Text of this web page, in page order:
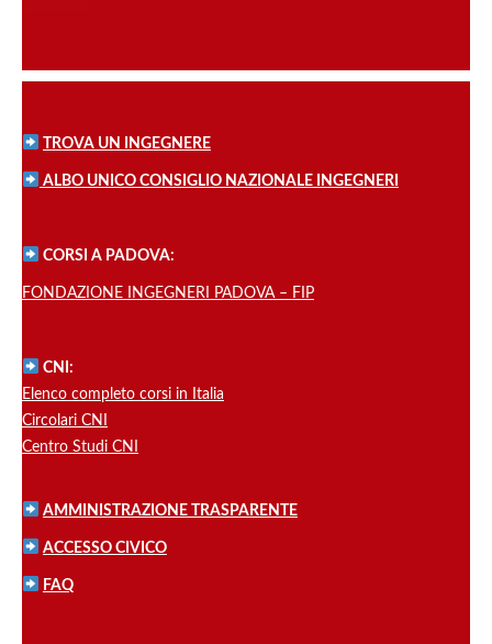
TROVA UN INGEGNERE
ALBO UNICO CONSIGLIO NAZIONALE INGEGNERI
CORSI A PADOVA:
FONDAZIONE INGEGNERI PADOVA – FIP
CNI:
Elenco completo corsi in Italia
Circolari CNI
Centro Studi CNI
AMMINISTRAZIONE TRASPARENTE
ACCESSO CIVICO
FAQ